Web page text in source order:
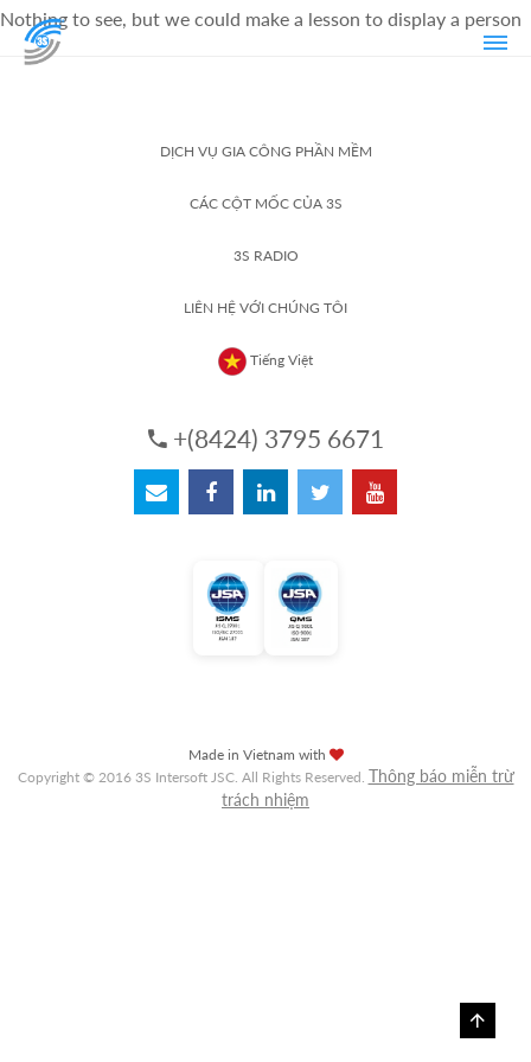
Nothing to see, but we could make a lesson to display a person
DỊCH VỤ GIA CÔNG PHẦN MỀM
CÁC CỘT MỐC CỦA 3S
3S RADIO
LIÊN HỆ VỚI CHÚNG TÔI
Tiếng Việt
+(8424) 3795 6671
Made in Vietnam with
Copyright © 2016 3S Intersoft JSC. All Rights Reserved. Thông báo miễn trừ
trách nhiệm